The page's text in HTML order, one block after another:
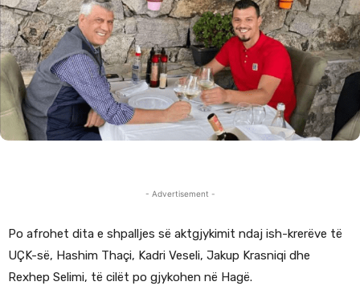
- Advertisement -
Po afrohet dita e shpalljes së aktgjykimit ndaj ish-krerëve të
UÇK-së, Hashim Thaçi, Kadri Veseli, Jakup Krasniqi dhe
Rexhep Selimi, të cilët po gjykohen në Hagë.